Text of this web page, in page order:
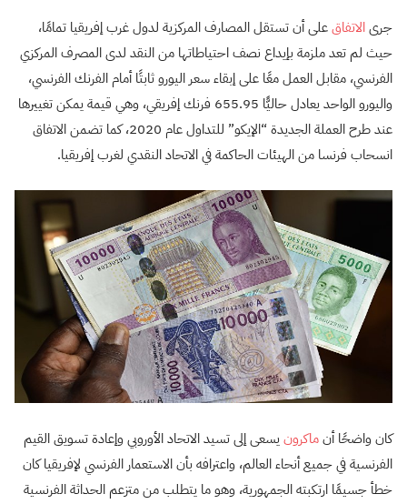
جرىالاتفاقعلى أن تستقل المصارف المركزية لدول غرب إفريقيا تمامًا،
حيث لم تعد ملزمة بإيداع نصف احتياطاتها من النقد لدى المصرف المركزي
الفرنسي، مقابل العمل معًا على إبقاء سعر اليورو ثابتًا أمام الفرنك الفرنسي،
واليورو الواحد يعادل حاليًّا 655.95 فرنك إفريقي، وهي قيمة يمكن تغييرها
عند طرح العملة الجديدة “الإيكو” للتداول عام 2020، كما تضمن الاتفاق
انسحاب فرنسا من الهيئات الحاكمة في الاتحاد النقدي لغرب إفريقيا.
كان واضحًا أنماكرون يسعى إلى تسيد الاتحاد الأوروبي وإعادة تسويق القيم
الفرنسية في جميع أنحاء العالم، واعترافه بأن الاستعمار الفرنسي لإفريقيا كان
خطأ جسيمًا ارتكبته الجمهورية، وهو ما يتطلب من متزعم الحداثة الفرنسية